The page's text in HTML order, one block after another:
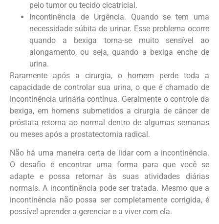
pelo tumor ou tecido cicatricial.
Incontinência de Urgência. Quando se tem uma
necessidade súbita de urinar. Esse problema ocorre
quando a bexiga torna-se muito sensível ao
alongamento, ou seja, quando a bexiga enche de
urina.
Raramente após a cirurgia, o homem perde toda a
capacidade de controlar sua urina, o que é chamado de
incontinência urinária contínua. Geralmente o controle da
bexiga, em homens submetidos a cirurgia de câncer de
próstata retorna ao normal dentro de algumas semanas
ou meses após a prostatectomia radical.
Não há uma maneira certa de lidar com a incontinência.
O desafio é encontrar uma forma para que você se
adapte e possa retornar às suas atividades diárias
normais. A incontinência pode ser tratada. Mesmo que a
incontinência não possa ser completamente corrigida, é
possível aprender a gerenciar e a viver com ela.